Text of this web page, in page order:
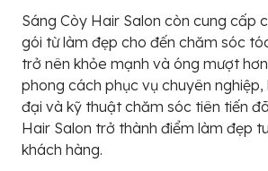
Sáng Còy Hair Salon còn cung cấp
gói từ làm đẹp cho đến chăm sóc
trở nên khỏe mạnh và óng mượt
phong cách phục vụ chuyên nghiệp,
đại và kỹ thuật chăm sóc tiên tiến
Hair Salon trở thành điểm làm đẹp
khách hàng.